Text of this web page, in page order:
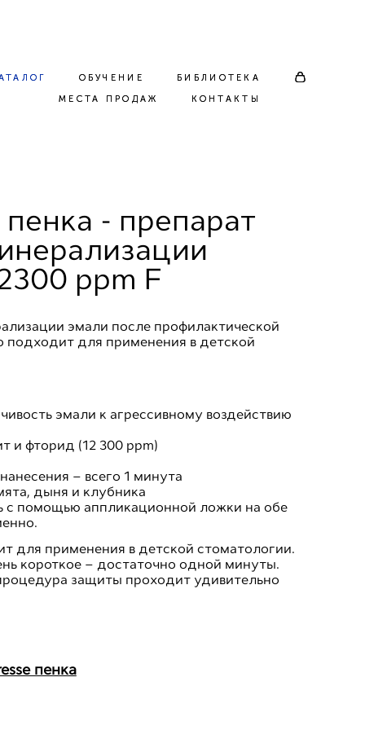
ОБУЧЕНИЕ
БИБЛИОТЕКА
МЕСТА ПРОДАЖ
КОНТАКТЫ
ОБУЧЕНИЕ
БИБЛИОТЕКА
МЕСТА ПРОДАЖ
КОНТАКТЫ
- препарат
ppm F
эмали после профилактической
подходит для применения в детской
эмали к агрессивному воздействию
и фторид (12 300 ppm)
– всего 1 минута
дыня и клубника
с помощью аппликационной ложки на обе
для применения в детской стоматологии.
короткое – достаточно одной минуты.
защиты проходит удивительно
пенка